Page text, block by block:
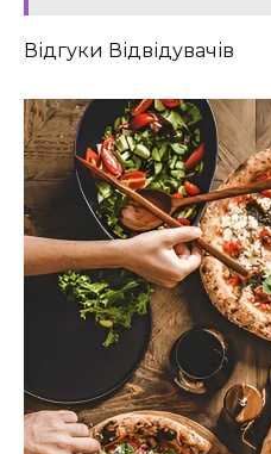
Відгуки Відвідувачів